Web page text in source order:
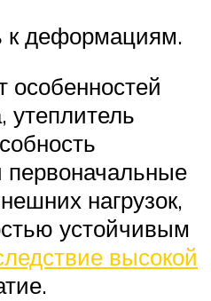
к деформациям.
особенностей
утеплитель
первоначальные
нагрузок,
устойчивым
высокой